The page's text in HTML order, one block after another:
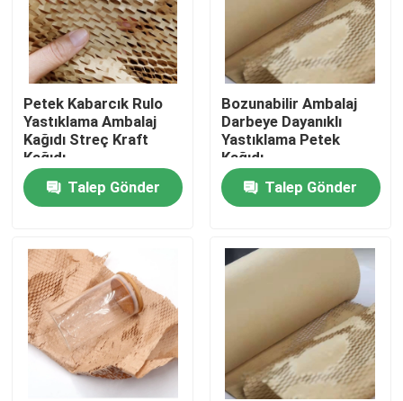
Ürün:% s
Hakkımızda
Fabrika turu
Petek Kabarcık Rulo
Yastıklama Ambalaj
Kağıdı Streç Kraft
Kağıdı
Talep Gönder
Bozunabilir Ambalaj
Darbeye Dayanıklı
Yastıklama Petek
Kağıdı
Talep Gönder